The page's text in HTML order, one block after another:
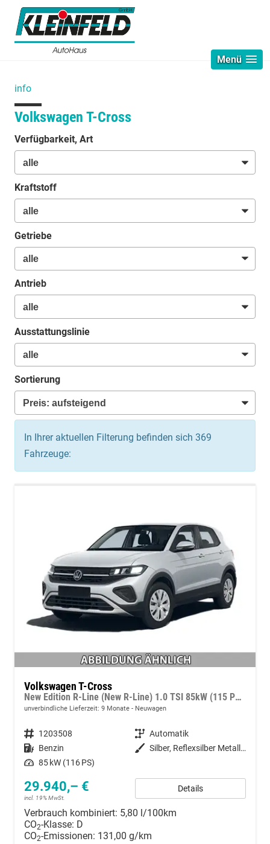
Menü
info
Volkswagen T-Cross
Verfügbarkeit, Art
Kraftstoff
Getriebe
Antrieb
Ausstattungslinie
Sortierung
In Ihrer aktuellen Filterung befinden sich 369
Fahrzeuge:
Volkswagen T-Cross
New Edition R-Line (New R-Line) 1.0 TSI 85kW (115 PS) 7-Gang DSG
unverbindliche Lieferzeit: 9 Monate Neuwagen
Fahrzeugnummer 1203508 Getriebe Automatik
Kraftstoff Benzin Außenfarbe
Silber, Reflexsilber Metallic (8E)
Leistung 85 kW (116 PS)
29.940,– €
incl. 19% MwSt.
Details
Verbrauch kombiniert: 5,80 l/100km
CO2-Klasse: D
CO2-Emissionen: 131,00 g/km